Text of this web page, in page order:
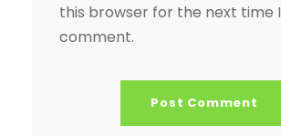
this browser for the next time I
comment.